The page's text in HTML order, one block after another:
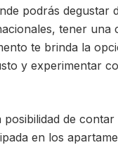
podrás degustar
tener una
te brinda la
y experimentar
posibilidad de
en los